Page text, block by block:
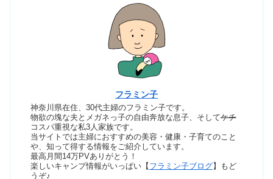
フラミン子
神奈川県在住、30代主婦のフラミン子です。
物欲の塊な夫とメガネっ子の自由奔放な息子、そしてケチ
コスパ重視な私3人家族です。
当サイトでは主婦におすすめの美容・健康・子育てのこと
や、知って得する情報をご紹介しています。
最高月間14万PVありがとう！
楽しいキャンプ情報がいっぱい【 フラミン子ブログ】もど
うぞ♪